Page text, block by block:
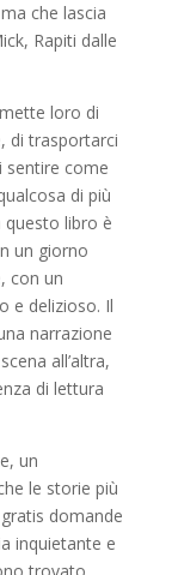
che lascia
Rapiti dalle
loro di
di trasportarci
sentire come
di più
questo libro è
un giorno
con un
e delizioso. Il
narrazione
all’altra,
di lettura
un
le storie più
domande
inquietante e